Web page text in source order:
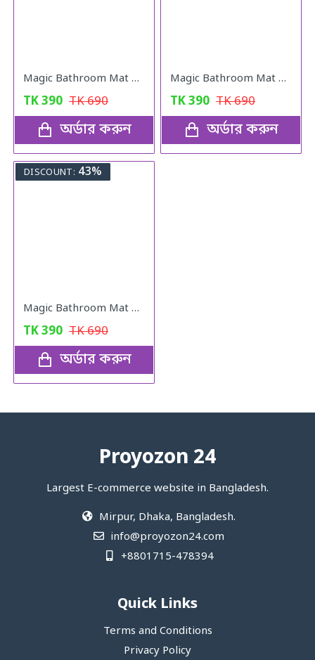
Magic Bathroom Mat | Non-Sliper
TK390 TK690
অর্ডার করুন
Magic Bathroom Mat | Non-Sliper
TK390 TK690
অর্ডার করুন
DISCOUNT: 43%
Magic Bathroom Mat | Non-Sliper
TK390 TK690
অর্ডার করুন
Proyozon 24
Largest E-commerce website in Bangladesh.
Mirpur, Dhaka, Bangladesh.
info@proyozon24.com
+8801715-478394
Quick Links
Terms and Conditions
Privacy Policy